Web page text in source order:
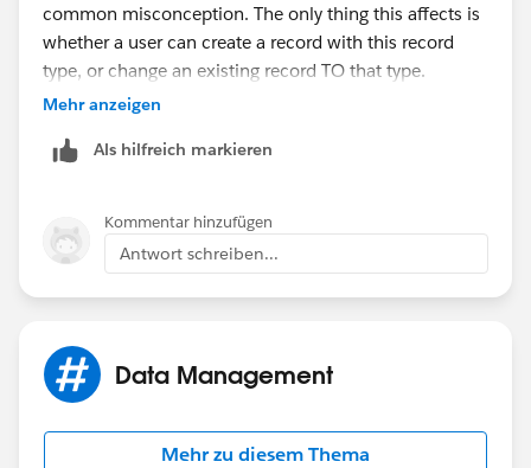
common misconception. The only thing this affects is
whether a user can create a record with this record
type, or change an existing record TO that type.
more to do with roles than profiles. If you open
read/write? If not, then you may be lacking any reason
to grant record-level access to this record, like sharing
rules.
Mehr anzeigen
Als hilfreich markieren
Kommentar hinzufügen
Antwort schreiben...
Data Management
Mehr zu diesem Thema